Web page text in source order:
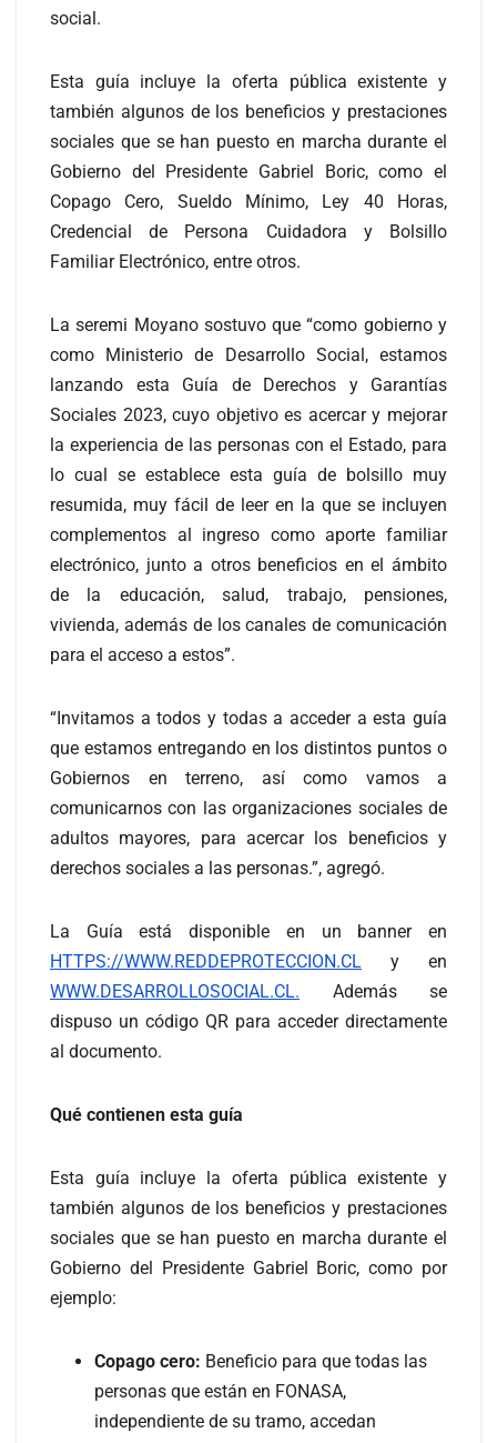
social.
Esta guía incluye la oferta pública existente y
también algunos de los beneficios y prestaciones
sociales que se han puesto en marcha durante el
Gobierno del Presidente Gabriel Boric, como el
Copago Cero, Sueldo Mínimo, Ley 40 Horas,
Credencial de Persona Cuidadora y Bolsillo
Familiar Electrónico, entre otros.
La seremi Moyano sostuvo que “como gobierno y
como Ministerio de Desarrollo Social, estamos
lanzando esta Guía de Derechos y Garantías
Sociales 2023, cuyo objetivo es acercar y mejorar
la experiencia de las personas con el Estado, para
lo cual se establece esta guía de bolsillo muy
resumida, muy fácil de leer en la que se incluyen
complementos al ingreso como aporte familiar
electrónico, junto a otros beneficios en el ámbito
de la educación, salud, trabajo, pensiones,
vivienda, además de los canales de comunicación
para el acceso a estos”.
“Invitamos a todos y todas a acceder a esta guía
que estamos entregando en los distintos puntos o
Gobiernos en terreno, así como vamos a
comunicarnos con las organizaciones sociales de
adultos mayores, para acercar los beneficios y
derechos sociales a las personas.”, agregó.
La Guía está disponible en un banner en
HTTPS://WWW.REDDEPROTECCION.CL y en
WWW.DESARROLLOSOCIAL.CL. Además se
dispuso un código QR para acceder directamente
al documento.
Qué contienen esta guía
Esta guía incluye la oferta pública existente y
también algunos de los beneficios y prestaciones
sociales que se han puesto en marcha durante el
Gobierno del Presidente Gabriel Boric, como por
ejemplo:
Copago cero: Beneficio para que todas las
personas que están en FONASA,
independiente de su tramo, accedan